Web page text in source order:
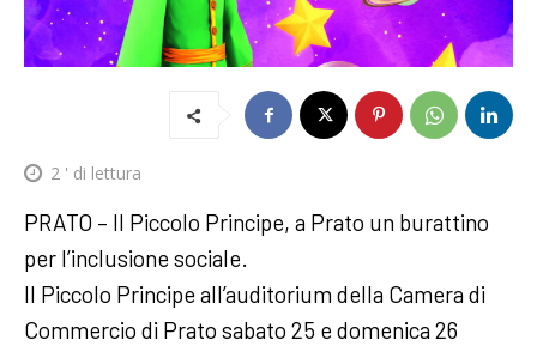
2 ' di lettura
PRATO – Il Piccolo Principe, a Prato un burattino
per l’inclusione sociale.
Il Piccolo Principe all’auditorium della Camera di
Commercio di Prato sabato 25 e domenica 26